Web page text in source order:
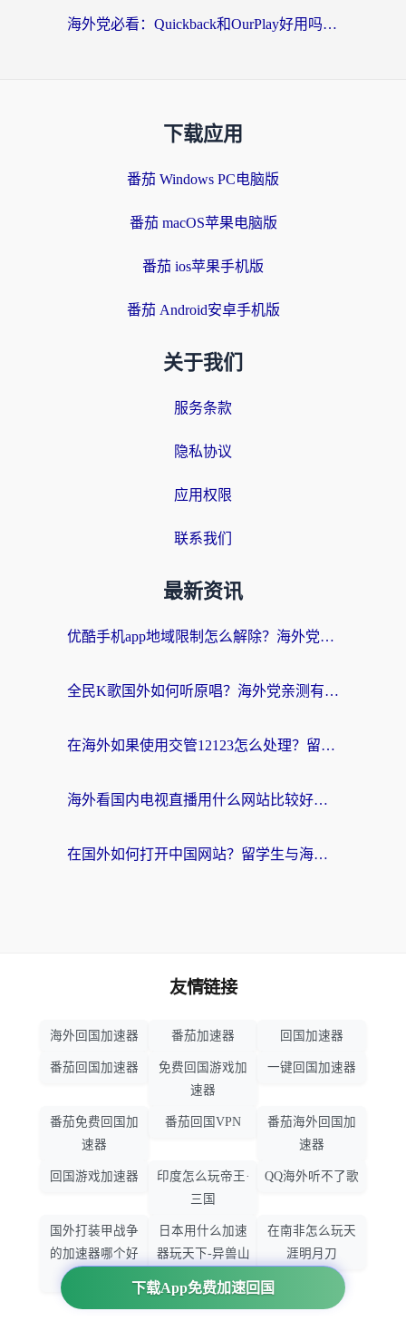
海外党必看：Quickback和OurPlay好用吗？3分钟选对回国加速器，无缝刷剧玩游戏
下载应用
番茄 Windows PC电脑版
番茄 macOS苹果电脑版
番茄 ios苹果手机版
番茄 Android安卓手机版
关于我们
服务条款
隐私协议
应用权限
联系我们
最新资讯
优酷手机app地域限制怎么解除？海外党亲测有效的追剧方案
全民K歌国外如何听原唱？海外党亲测有效的回国加速器选择指南
在海外如果使用交管12123怎么处理？留学生亲测有效的回国加速方案
海外看国内电视直播用什么网站比较好？一篇解决你所有追剧难题的实用指南
在国外如何打开中国网站？留学生与海外华人的无缝访问指南
下载App免费加速回国
友情链接
海外回国加速器 番茄加速器 回国加速器
番茄回国加速器
免费回国游戏加
速器
一键回国加速器
番茄免费回国加
速器
番茄回国VPN
番茄海外回国加
速器
回国游戏加速器
印度怎么玩帝王·
三国
QQ海外听不了歌
国外打装甲战争
的加速器哪个好
日本用什么加速
器玩天下-异兽山
海
在南非怎么玩天
涯明月刀